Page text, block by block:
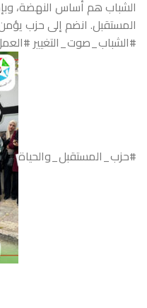
الشباب هم أساس النهضة،
المستقبل. انضم إلى حزب يؤمن
#الشباب_صوت_التغيير
#حزب_المستقبل_والحياة